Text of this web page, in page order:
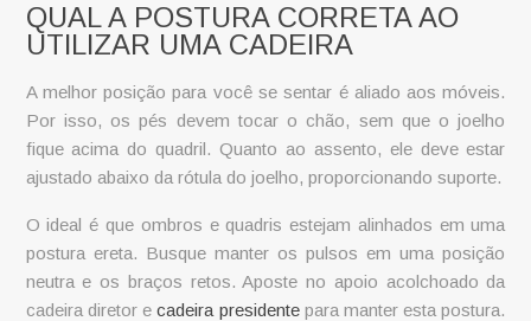
QUAL A POSTURA CORRETA AO
UTILIZAR UMA CADEIRA
A melhor posição para você se sentar é aliado aos móveis.
Por isso, os pés devem tocar o chão, sem que o joelho
fique acima do quadril. Quanto ao assento, ele deve estar
ajustado abaixo da rótula do joelho, proporcionando suporte.
O ideal é que ombros e quadris estejam alinhados em uma
postura ereta. Busque manter os pulsos em uma posição
neutra e os braços retos. Aposte no apoio acolchoado da
cadeira diretor ecadeira presidentepara manter esta postura.